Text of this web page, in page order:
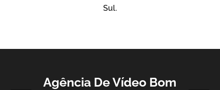
Sul.
Agência De Vídeo Bom